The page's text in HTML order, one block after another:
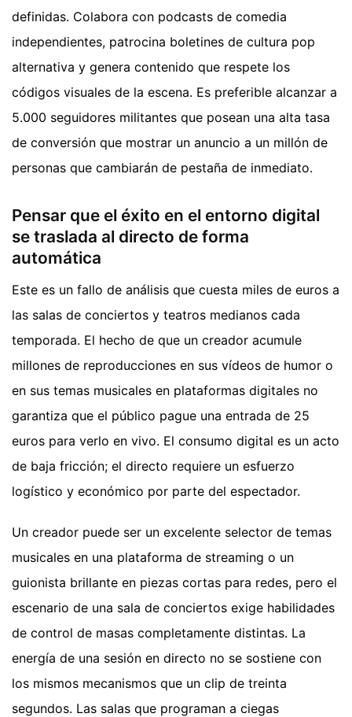
definidas. Colabora con podcasts de comedia
independientes, patrocina boletines de cultura pop
alternativa y genera contenido que respete los
códigos visuales de la escena. Es preferible alcanzar a
5.000 seguidores militantes que posean una alta tasa
de conversión que mostrar un anuncio a un millón de
personas que cambiarán de pestaña de inmediato.
Pensar que el éxito en el entorno digital
se traslada al directo de forma
automática
Este es un fallo de análisis que cuesta miles de euros a
las salas de conciertos y teatros medianos cada
temporada. El hecho de que un creador acumule
millones de reproducciones en sus vídeos de humor o
en sus temas musicales en plataformas digitales no
garantiza que el público pague una entrada de 25
euros para verlo en vivo. El consumo digital es un acto
de baja fricción; el directo requiere un esfuerzo
logístico y económico por parte del espectador.
Un creador puede ser un excelente selector de temas
musicales en una plataforma de streaming o un
guionista brillante en piezas cortas para redes, pero el
escenario de una sala de conciertos exige habilidades
de control de masas completamente distintas. La
energía de una sesión en directo no se sostiene con
los mismos mecanismos que un clip de treinta
segundos. Las salas que programan a ciegas